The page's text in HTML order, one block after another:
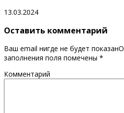
13.03.2024
Оставить комментарий
Ваш email нигде не будет
заполнения поля помечены *
Комментарий